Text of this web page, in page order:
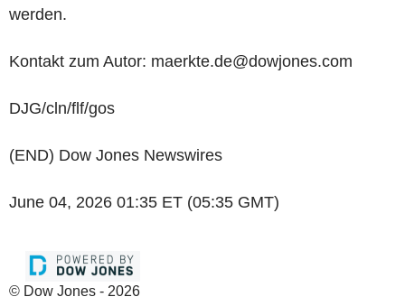
werden.
Kontakt zum Autor: maerkte.de@dowjones.com
DJG/cln/flf/gos
(END) Dow Jones Newswires
June 04, 2026 01:35 ET (05:35 GMT)
© Dow Jones - 2026